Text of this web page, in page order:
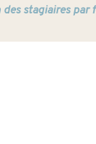
des stagiaires par